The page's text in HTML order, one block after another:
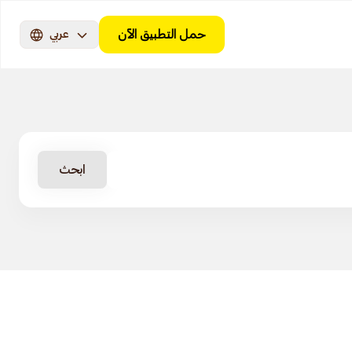
حمل التطبيق الآن عربي
ابحث